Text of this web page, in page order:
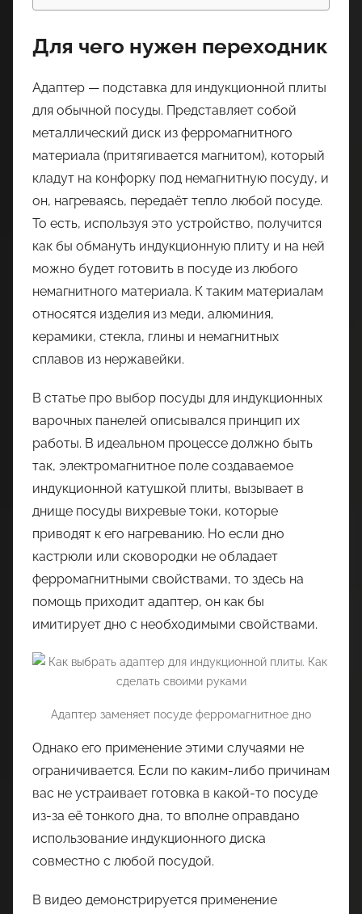
Для чего нужен переходник
Адаптер — подставка для индукционной плиты
для обычной посуды. Представляет собой
металлический диск из ферромагнитного
материала (притягивается магнитом), который
кладут на конфорку под немагнитную посуду, и
он, нагреваясь, передаёт тепло любой посуде.
То есть, используя это устройство, получится
как бы обмануть индукционную плиту и на ней
можно будет готовить в посуде из любого
немагнитного материала. К таким материалам
относятся изделия из меди, алюминия,
керамики, стекла, глины и немагнитных
сплавов из нержавейки.
В статье про выбор посуды для индукционных
варочных панелей описывался принцип их
работы. В идеальном процессе должно быть
так, электромагнитное поле создаваемое
индукционной катушкой плиты, вызывает в
днище посуды вихревые токи, которые
приводят к его нагреванию. Но если дно
кастрюли или сковородки не обладает
ферромагнитными свойствами, то здесь на
помощь приходит адаптер, он как бы
имитирует дно с необходимыми свойствами.
Адаптер заменяет посуде ферромагнитное дно
Однако его применение этими случаями не
ограничивается. Если по каким-либо причинам
вас не устраивает готовка в какой-то посуде
из-за её тонкого дна, то вполне оправдано
использование индукционного диска
совместно с любой посудой.
В видео демонстрируется применение